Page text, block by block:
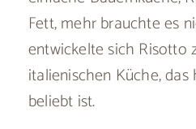
Fett, mehr brauchte es
entwickelte sich Risotto
italienischen Küche,
beliebt ist.